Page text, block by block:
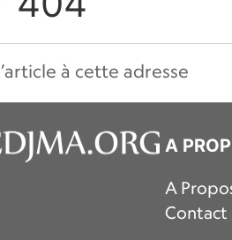
à cette adresse
A
A
Contact